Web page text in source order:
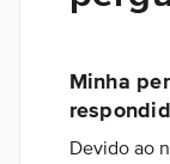
Minha
Devido ao